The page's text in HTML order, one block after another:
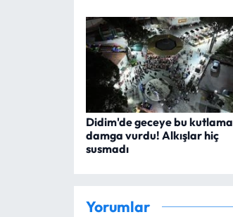
Didim'de geceye bu kutlama
damga vurdu! Alkışlar hiç
susmadı
Yorumlar